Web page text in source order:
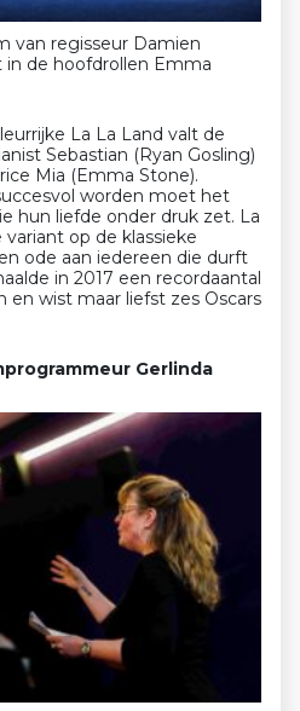
van regisseur Damien
in de hoofdrollen Emma
La La Land valt de
Sebastian (Ryan Gosling)
Mia (Emma Stone).
worden moet het
hun liefde onder druk zet. La
op de klassieke
ode aan iedereen die durft
in 2017 een recordaantal
en wist maar liefst zes Oscars
Gerlinda